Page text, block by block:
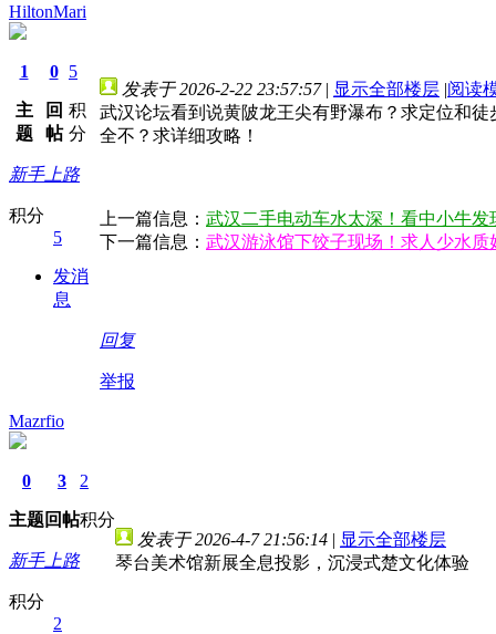
HiltonMari
1
主
题
0
回
帖
5
积
分
新手上路
积分
5
发消
息
发表于 2026-2-22 23:57:57 | 显示全部楼层 |阅读
武汉论坛看到说黄陂龙王尖有野瀑布？求定位和
全不？求详细攻略！
上一篇信息： 武汉二手电动车水太深！看中小牛
下一篇信息： 武汉游泳馆下饺子现场！求人少水质
回复
举报
Mazrfio
0
主题
3
回帖
2
积分
新手上路
积分
2
发表于 2026-4-7 21:56:14 | 显示全部楼层
琴台美术馆新展全息投影，沉浸式楚文化体验